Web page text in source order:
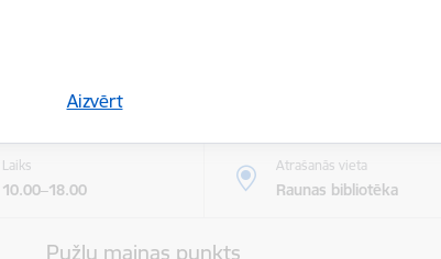
Aizvērt
Laiks
10.00–18.00
Atrašanās vieta
Raunas bibliotēka
Pužļu maiņas punkts